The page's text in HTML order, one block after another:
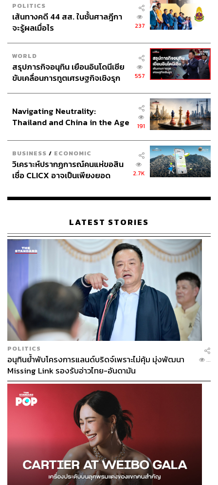
‘วันทรงดนตรี’ เชื่อมประสานคนสองรุ่น
นอกจากจะเป็นสื่อกลางสร้างความผูกพันระหว่าง ‘พระ
ราชา’ กับ ‘ประชาชน’ วงดนตรีสถานี อ.ส. ยังเป็นสิ่งประสาน
เชื่อมโยงให้ ‘ผู้ใหญ่’ ได้มีโอกาสใกล้ชิดและแลกเปลี่ยนทัศนะ
กับ ‘คนรุ่นใหม่’ ผ่านวันทรงดนตรีอีกด้วย
โดย ‘วันทรงดนตรี’ มีที่มาจากพระบาทสมเด็จพระปรมินท
รมหาภูมิพลอดุลยเดช บรมนาถบพิตร ทรงพระกรุณาโปรด
เกล้าฯ ให้นิสิตจุฬาฯ 4,000 คนเข้าเฝ้าฯ ณ เวทีลีลาศ สวน
อัมพร เมื่อวันที่ 6 กันยายน 2500 เพื่อถวายพระพรแด่สมเด็จ
พระเจ้าลูกเธอ เจ้าฟ้าจุฬาภรณวลัยลักษณ์ อัครราชกุมารี ที่
ประสูติในวันที่ 4 กรกฎาคม 2500 ซึ่งตรงกับวันพระราชทาน
ปริญญาบัตรแก่บัณฑิตจุฬาฯ
ในวันนั้นตรงกับวันออกอากาศของวงดนตรีสถานี อ.ส.
พระองค์จึงโปรดเกล้าฯ ให้นิสิตจุฬาฯ ร่วมฟังการบรรเลง
ดนตรีและร่วมเล่นดนตรี โดยทรงมีพระราชดำรัสว่า
POLITICS
เส้นทางคดี 44 สส. ในชั้นศาลฎีกา
จะรู้ผลเมื่อไร
237
WORLD
สรุปภารกิจอนุทิน เยือนอินโดนีเซีย
ขับเคลื่อนการทูตเศรษฐกิจเชิงรุก
557
Navigating Neutrality:
Thailand and China in the Age
191
BUSINESS / ECONOMIC
วิเคราะห์ปรากฏการณ์คนแห่ขอสิน
เชื่อ CLICX อาจเป็นเพียงยอด
เรือนไทยที่ถูกซุกไว้
2.7K
LATEST STORIES
POLITICS
อนุทินย้ำพับโครงการแลนด์บริดจ์เพราะไม่คุ้ม มุ่งพัฒนา
Missing Link รองรับอ่าวไทย-อันดามัน
...